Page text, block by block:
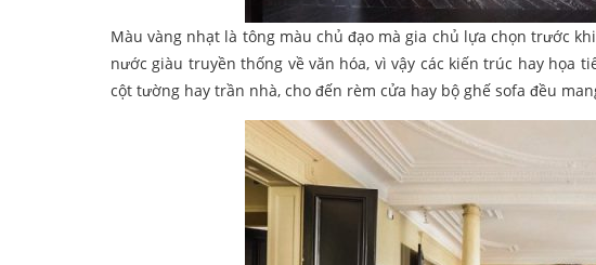
Màu vàng nhạt là tông màu chủ đạo mà gia chủ lựa chọn trước
nước giàu truyền thống về văn hóa, vì vậy các kiến trúc hay họa
cột tường hay trần nhà, cho đến rèm cửa hay bộ ghế sofa đều